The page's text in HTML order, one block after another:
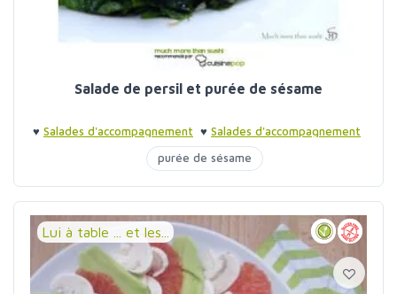
Salade de persil et purée de sésame
♥ Salades d'accompagnement ♥ Salades d'accompagnement
purée de sésame
Lui à table ... et les...